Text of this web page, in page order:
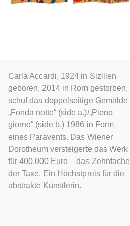
Carla Accardi, 1924 in Sizilien
geboren, 2014 in Rom gestorben,
schuf das doppelseitige Gemälde
„Fonda notte“ (side a.)/„Pieno
giorno“ (side b.) 1986 in Form
eines Paravents. Das Wiener
Dorotheum versteigerte das Werk
für 400.000 Euro – das Zehnfache
der Taxe. Ein Höchstpreis für die
abstrakte Künstlerin.